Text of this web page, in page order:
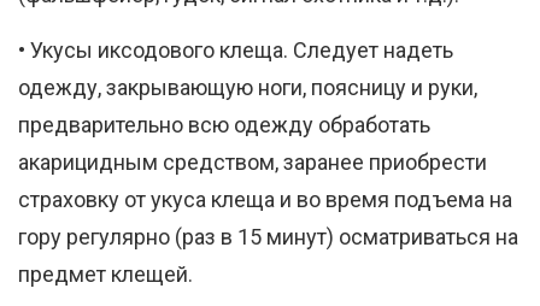
• Укусы иксодового клеща. Следует надеть
одежду, закрывающую ноги, поясницу и руки,
предварительно всю одежду обработать
акарицидным средством, заранее приобрести
страховку от укуса клеща и во время подъема на
гору регулярно (раз в 15 минут) осматриваться на
предмет клещей.